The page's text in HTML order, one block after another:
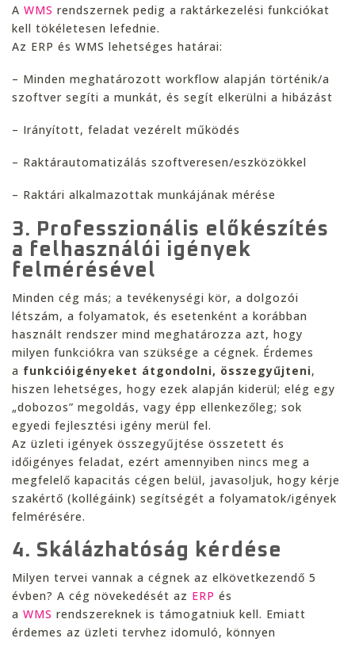
A WMS rendszernek pedig a raktárkezelési funkciókat
kell tökéletesen lefednie.
Az ERP és WMS lehetséges határai:
– Minden meghatározott workflow alapján történik/a
szoftver segíti a munkát, és segít elkerülni a hibázást
– Irányított, feladat vezérelt működés
– Raktárautomatizálás szoftveresen/eszközökkel
– Raktári alkalmazottak munkájának mérése
3. Professzionális előkészítés
a felhasználói igények
felmérésével
Minden cég más; a tevékenységi kör, a dolgozói
létszám, a folyamatok, és esetenként a korábban
használt rendszer mind meghatározza azt, hogy
milyen funkciókra van szüksége a cégnek. Érdemes
a funkcióigényeket átgondolni, összegyűjteni,
hiszen lehetséges, hogy ezek alapján kiderül; elég egy
„dobozos” megoldás, vagy épp ellenkezőleg; sok
egyedi fejlesztési igény merül fel.
Az üzleti igények összegyűjtése összetett és
időigényes feladat, ezért amennyiben nincs meg a
megfelelő kapacitás cégen belül, javasoljuk, hogy kérje
szakértő (kollégáink) segítségét a folyamatok/igények
felmérésére.
4. Skálázhatóság kérdése
Milyen tervei vannak a cégnek az elkövetkezendő 5
évben? A cég növekedését az ERP és
a WMS rendszereknek is támogatniuk kell. Emiatt
érdemes az üzleti tervhez idomuló, könnyen